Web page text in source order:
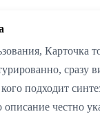
Карточка
сразу
подходит
описание честно